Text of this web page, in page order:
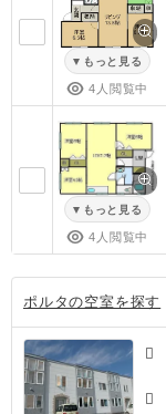
もっと見る
4人閲覧中
もっと見る
4人閲覧中
ポルタの空室を探す